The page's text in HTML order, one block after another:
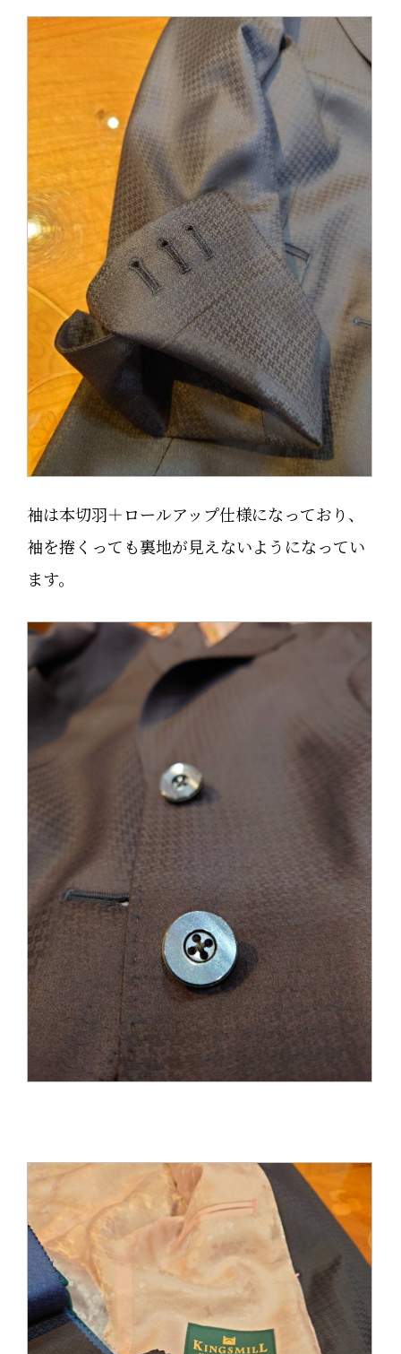
袖は本切羽＋ロールアップ仕様になっており、
袖を捲くっても裏地が見えないようになってい
ます。